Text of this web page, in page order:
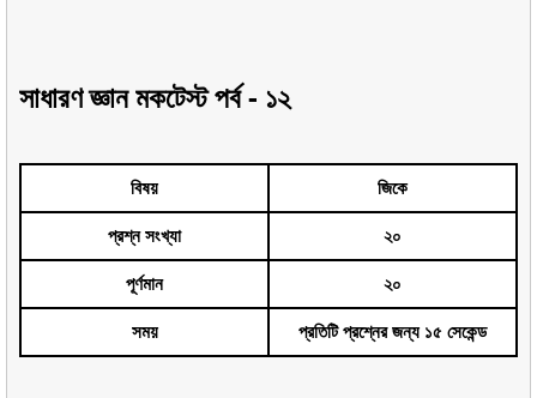
সাধারণ জ্ঞান মকটেস্ট পর্ব - ১২
বিষয় জিকে
প্রশ্ন সংখ্যা ২০
পূর্ণমান ২০
সময় প্রতিটি প্রশ্নের জন্য ১৫ সেকেন্ড